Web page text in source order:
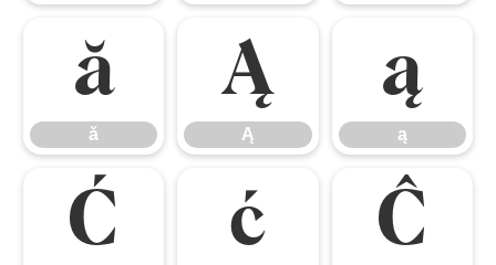
ă
ă
Ą
Ą
ą
ą
Ć ć Ĉ